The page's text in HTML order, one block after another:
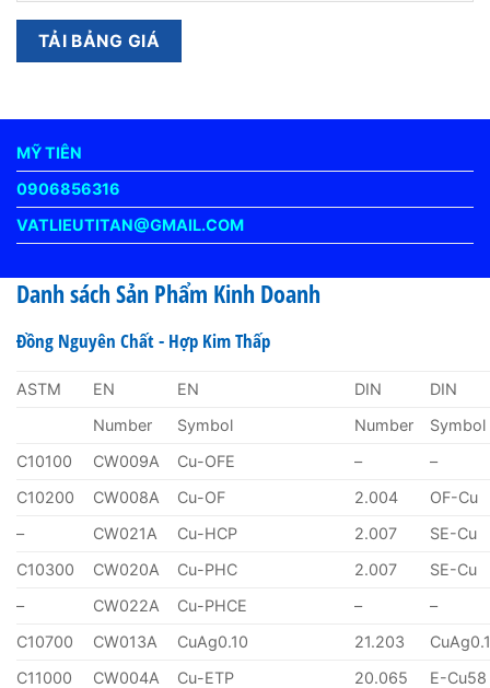
MỸ TIÊN
0906856316
VATLIEUTITAN@GMAIL.COM
Danh sách Sản Phẩm Kinh Doanh
Đồng Nguyên Chất - Hợp Kim Thấp
ASTM EN EN DIN
DIN
Number
Symbol Number
Symbol
C10100
CW009A Cu-OFE –
–
C10200
CW008A Cu-OF 2.004
OF-Cu
–
CW021A Cu-HCP 2.007
SE-Cu
C10300
CW020A Cu-PHC 2.007
SE-Cu
–
CW022A Cu-PHCE –
–
C10700
CW013A CuAg0.10 21.203
C11000
CW004A Cu-ETP 20.065
E-Cu58